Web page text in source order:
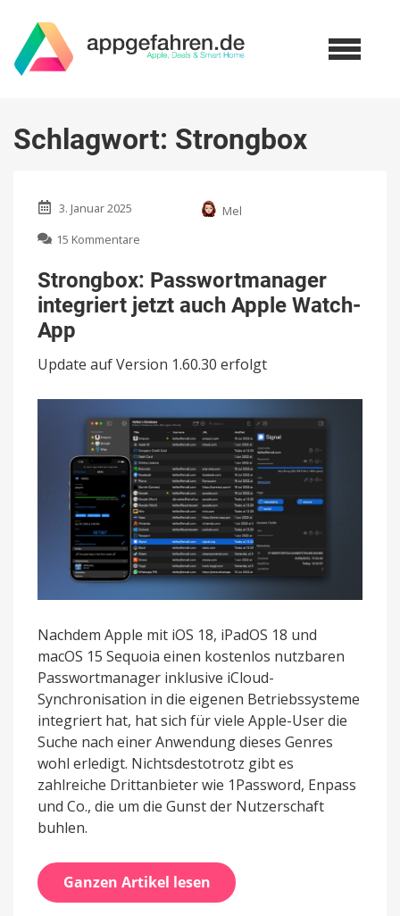
Schlagwort: Strongbox
3. Januar 2025
Mel
15 Kommentare
Passwortmanager
integriert
jetzt
Watch-
App
Strongbox: Passwortmanager
integriert jetzt auch Apple Watch-
App
Update auf Version 1.60.30 erfolgt
Nachdem Apple mit iOS 18, iPadOS 18 und
macOS 15 Sequoia einen kostenlos nutzbaren
Passwortmanager inklusive iCloud-
Synchronisation in die eigenen Betriebssysteme
integriert hat, hat sich für viele Apple-User die
Suche nach einer Anwendung dieses Genres
wohl erledigt. Nichtsdestotrotz gibt es
zahlreiche Drittanbieter wie 1Password, Enpass
und Co., die um die Gunst der Nutzerschaft
buhlen.
Ganzen Artikel lesen